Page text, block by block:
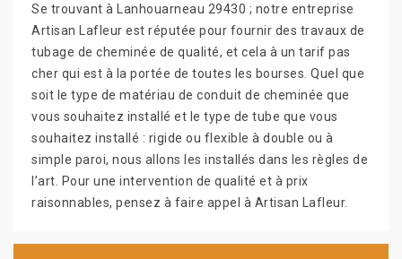
Se trouvant à Lanhouarneau 29430 ; notre entreprise
Artisan Lafleur est réputée pour fournir des travaux de
tubage de cheminée de qualité, et cela à un tarif pas
cher qui est à la portée de toutes les bourses. Quel que
soit le type de matériau de conduit de cheminée que
vous souhaitez installé et le type de tube que vous
souhaitez installé : rigide ou flexible à double ou à
simple paroi, nous allons les installés dans les règles de
l’art. Pour une intervention de qualité et à prix
raisonnables, pensez à faire appel à Artisan Lafleur.